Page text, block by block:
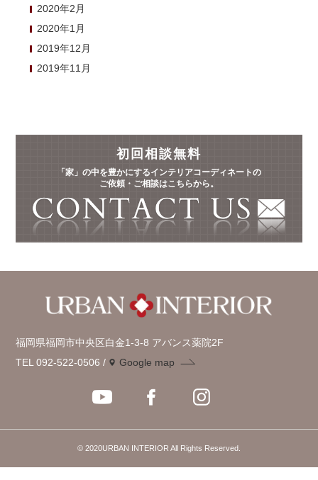
2020年2月
2020年1月
2019年12月
2019年11月
初回相談無料
「家」の中を豊かにするインテリアコーディネートの
ご依頼・ご相談はこちらから。
福岡県福岡市中央区白金1-3-8 アバンス薬院2F
TEL 092-522-0506
Google map
© 2020URBAN INTERIOR All Rights Reserved.